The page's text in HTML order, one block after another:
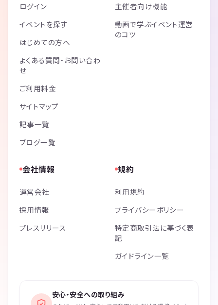
ログイン
イベントを探す
はじめての方へ
よくある質問・お問い合わ
せ
ご利用料金
サイトマップ
記事一覧
ブログ一覧
主催者向け機能
動画で学ぶイベント運営
のコツ
会社情報
運営会社
採用情報
プレスリリース
規約
利用規約
プライバシーポリシー
特定商取引法に基づく表
記
ガイドライン一覧
安心・安全への取り組み